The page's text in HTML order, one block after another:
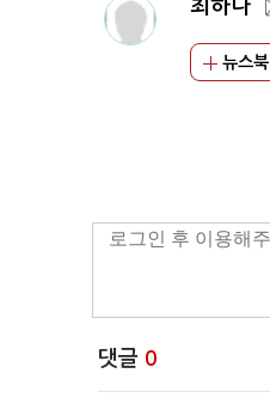
최하나
뉴스북
댓글 0